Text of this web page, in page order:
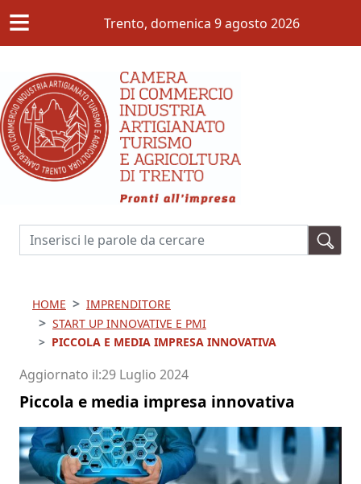
≡ Trento, domenica 9 agosto 2026
Cerca
HOME
IMPRENDITORE
START UP INNOVATIVE E PMI
PICCOLA E MEDIA IMPRESA INNOVATIVA
Aggiornato il 29 Luglio 2024
Piccola e media impresa innovativa